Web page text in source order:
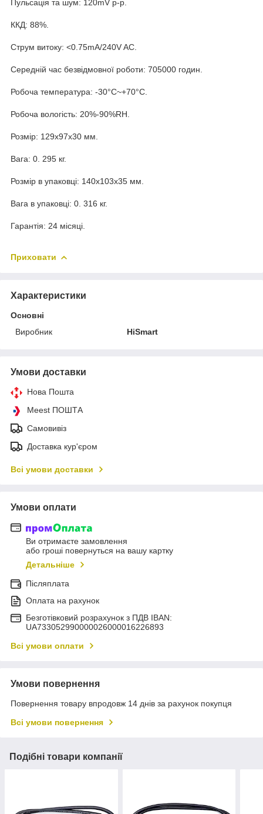
Пульсація та шум: 120mV p-p.
ККД: 88%.
Струм витоку: <0.75mA/240V AC.
Середній час безвідмовної роботи: 705000 годин.
Робоча температура: -30°C~+70°C.
Робоча вологість: 20%-90%RH.
Розмір: 129x97x30 мм.
Вага: 0. 295 кг.
Розмір в упаковці: 140x103x35 мм.
Вага в упаковці: 0. 316 кг.
Гарантія: 24 місяці.
Приховати
Характеристики
Основні
Виробник
HiSmart
Умови доставки
Нова Пошта
Meest ПОШТА
Самовивіз
Доставка кур'єром
Всі умови доставки
Умови оплати
Ви отримаєте замовлення
або гроші повернуться на вашу картку
Детальніше
Післяплата
Оплата на рахунок
Безготівковий розрахунок з ПДВ IBAN:
UA733052990000026000016226893
Всі умови оплати
Умови повернення
Повернення товару впродовж 14 днів за рахунок покупця
Всі умови повернення
Подібні товари компанії